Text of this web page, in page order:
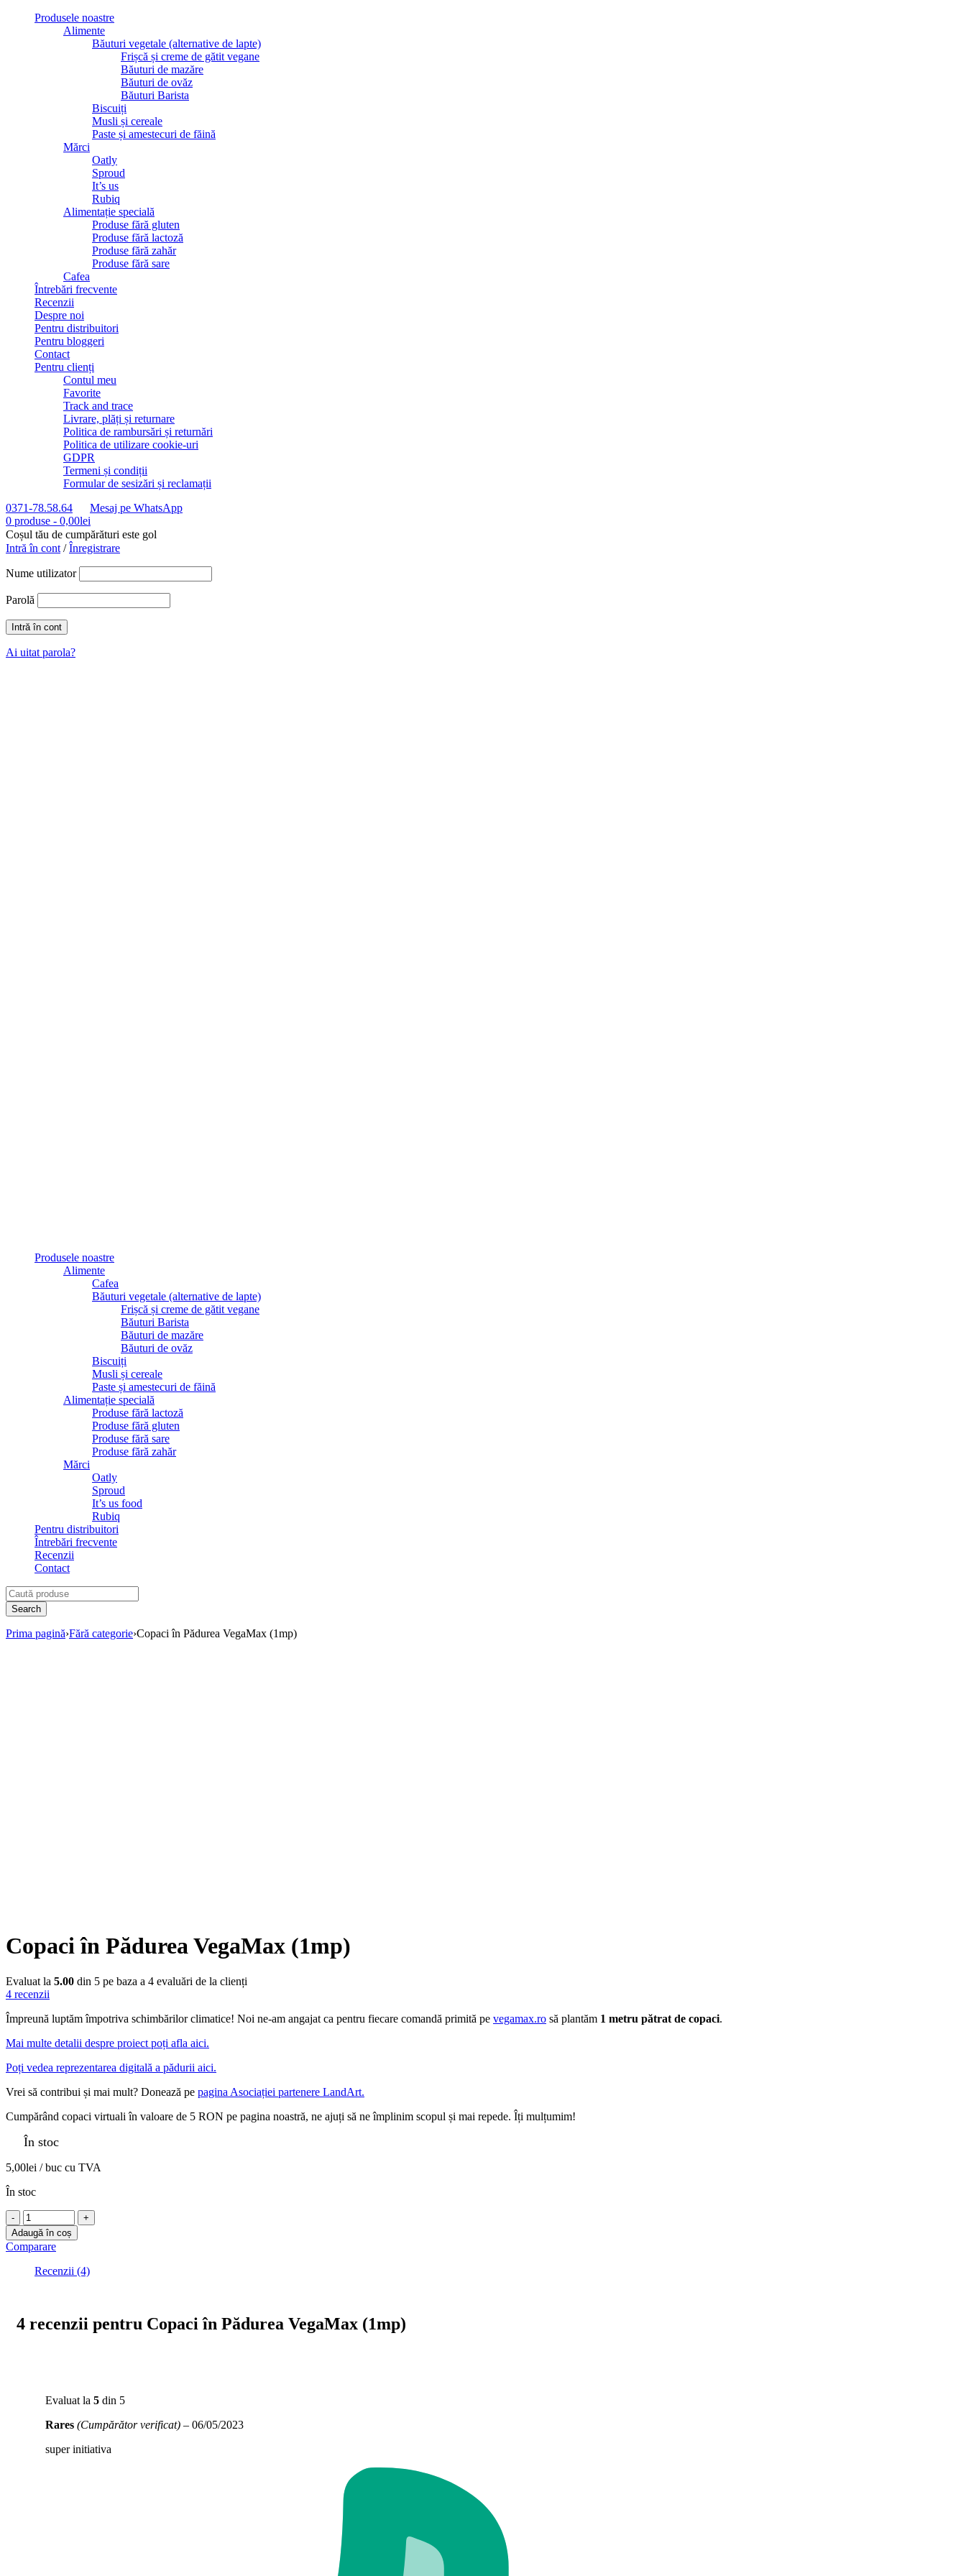
Produsele noastre
Alimente
Băuturi vegetale (alternative de lapte)
Frișcă și creme de gătit vegane
Băuturi de mazăre
Băuturi de ovăz
Băuturi Barista
Biscuiți
Musli și cereale
Paste și amestecuri de făină
Mărci
Oatly
Sproud
It’s us
Rubiq
Alimentație specială
Produse fără gluten
Produse fără lactoză
Produse fără zahăr
Produse fără sare
Cafea
Întrebări frecvente
Recenzii
Despre noi
Pentru distribuitori
Pentru bloggeri
Contact
Pentru clienți
Contul meu
Favorite
Track and trace
Livrare, plăți și returnare
Politica de rambursări și returnări
Politica de utilizare cookie-uri
GDPR
Termeni și condiții
Formular de sesizări și reclamații
0371-78.58.64
Mesaj pe WhatsApp
0 produse - 0,00lei
Coșul tău de cumpărături este gol
Intră în cont /Înregistrare
Nume utilizator
Parolă
Ai uitat parola?
Produsele noastre
Alimente
Cafea
Băuturi vegetale (alternative de lapte)
Frișcă și creme de gătit vegane
Băuturi Barista
Băuturi de mazăre
Băuturi de ovăz
Biscuiți
Musli și cereale
Paste și amestecuri de făină
Alimentație specială
Produse fără lactoză
Produse fără gluten
Produse fără sare
Produse fără zahăr
Mărci
Oatly
Sproud
It’s us food
Rubiq
Pentru distribuitori
Întrebări frecvente
Recenzii
Contact
Prima pagină›Fără categorie›Copaci în Pădurea VegaMax (1mp)
Copaci în Pădurea VegaMax (1mp)
Evaluat la 5.00 din 5 pe baza a 4 evaluări de la clienți
4 recenzii
Împreună luptăm împotriva schimbărilor climatice! Noi ne-am angajat ca pentru fiecare comandă primită pe vegamax.ro să plantăm 1 metru pătrat de copaci.
Mai multe detalii despre proiect poți afla aici.
Poți vedea reprezentarea digitală a pădurii aici.
Vrei să contribui și mai mult? Donează pe pagina Asociației partenere LandArt.
Cumpărând copaci virtuali în valoare de 5 RON pe pagina noastră, ne ajuți să ne împlinim scopul și mai repede. Îți mulțumim!
În stoc
5,00lei / buc cu TVA
În stoc
Adaugă în coș
Comparare
Recenzii (4)
4 recenzii pentru Copaci în Pădurea VegaMax (1mp)
Evaluat la 5 din 5
Rares (Cumpărător verificat) – 06/05/2023
super initiativa